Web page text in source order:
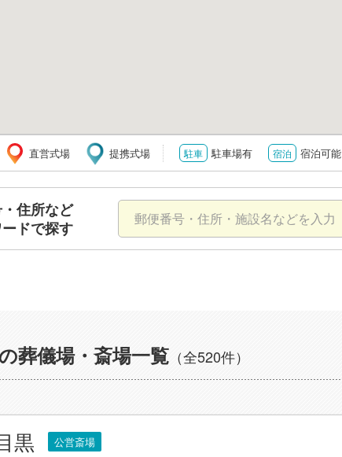
直営式場 提携式場 駐車 駐車場有 宿泊 宿泊可能
住所など
ドで探す
葬儀場・斎場一覧 （全520件）
黒 公営斎場